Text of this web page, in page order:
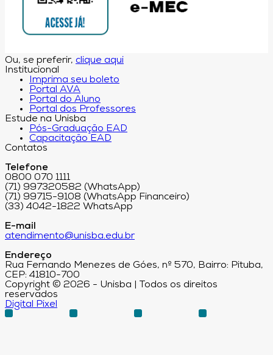
Ou, se preferir, clique aqui
Institucional
Imprima seu boleto
Portal AVA
Portal do Aluno
Portal dos Professores
Estude na Unisba
Pós-Graduação EAD
Capacitação EAD
Contatos
Telefone
0800 070 1111
(71) 997320582 (WhatsApp)
(71) 99715-9108 (WhatsApp Financeiro)
(33) 4042-1822 WhatsApp
E-mail
atendimento@unisba.edu.br
Endereço
Rua Fernando Menezes de Góes, nº 570, Bairro: Pituba,
CEP: 41810-700
Copyright © 2026 - Unisba | Todos os direitos
reservados
Digital Pixel